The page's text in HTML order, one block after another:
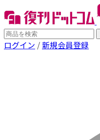
ログイン /新規会員登録